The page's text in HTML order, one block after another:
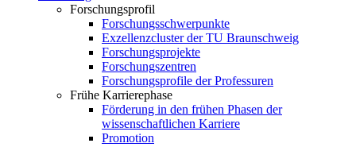
Forschungsprofil
Forschungsschwerpunkte
Exzellenzcluster der TU Braunschweig
Forschungsprojekte
Forschungszentren
Forschungsprofile der Professuren
Frühe Karrierephase
Förderung in den frühen Phasen der
wissenschaftlichen Karriere
Promotion